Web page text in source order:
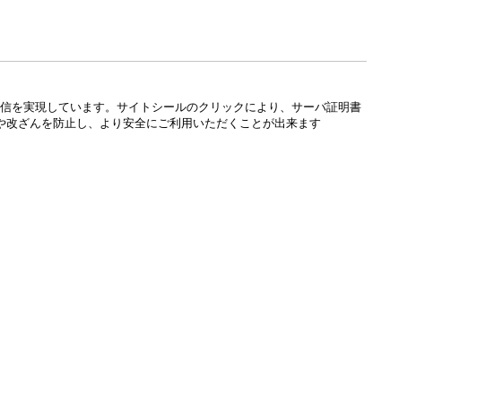
を実現しています。サイトシールのクリックにより、サーバ証明書
ざんを防止し、より安全にご利用いただくことが出来ます